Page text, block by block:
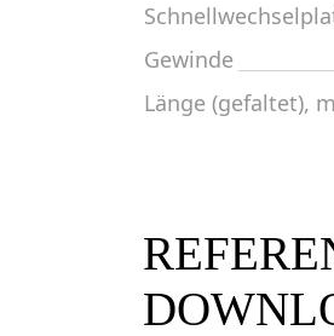
Gewinde
Länge (gefaltet),